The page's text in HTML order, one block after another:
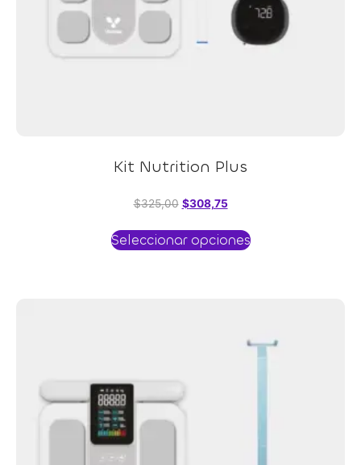
Kit Nutrition Plus
$325,00 $308,75
Seleccionar opciones